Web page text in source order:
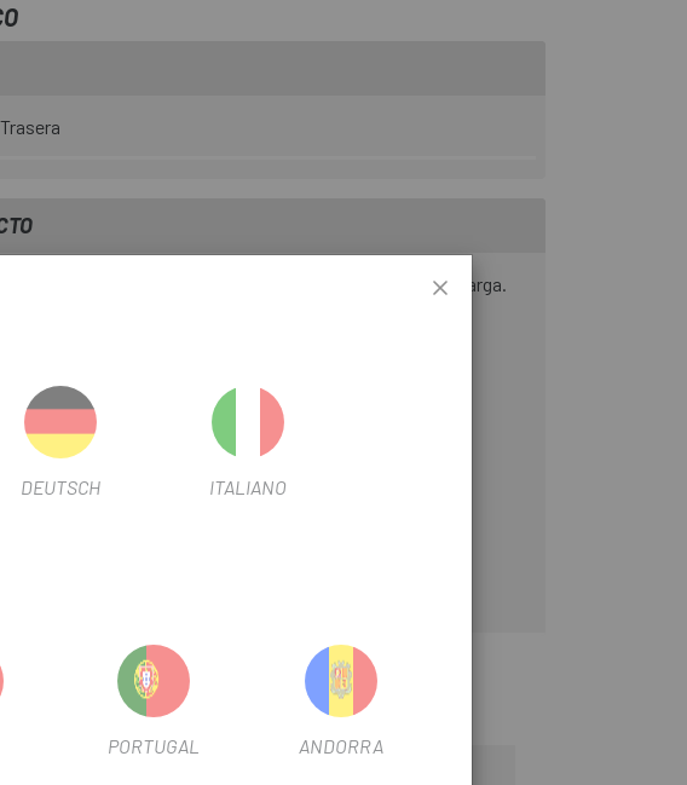
Trasera
Es un transportín muy resistente con gran capacidad de carga.
MTX rear Basket y con la mayoria de bolsas y alforjas
DEUTSCH ITALIANO
PORTUGAL ANDORRA